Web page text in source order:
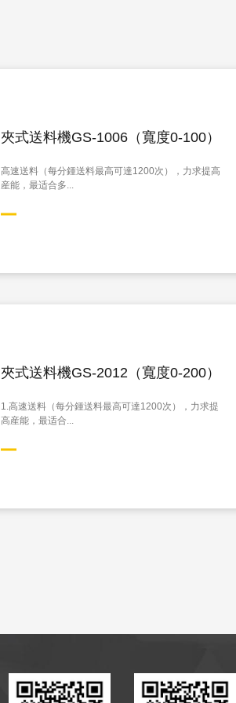
夾式送料機GS-1006（寬度0-100）
高速送料（每分鍾送料最高可達1200次），力求提高
産能，最适合多...
夾式送料機GS-2012（寬度0-200）
1.高速送料（每分鍾送料最高可達1200次），力求提
高産能，最适合...